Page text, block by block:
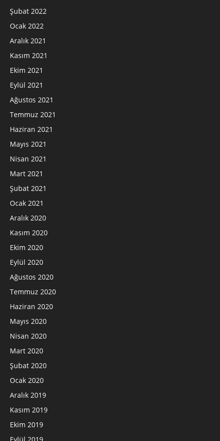
Şubat 2022
Ocak 2022
Aralık 2021
Kasım 2021
Ekim 2021
Eylül 2021
Ağustos 2021
Temmuz 2021
Haziran 2021
Mayıs 2021
Nisan 2021
Mart 2021
Şubat 2021
Ocak 2021
Aralık 2020
Kasım 2020
Ekim 2020
Eylül 2020
Ağustos 2020
Temmuz 2020
Haziran 2020
Mayıs 2020
Nisan 2020
Mart 2020
Şubat 2020
Ocak 2020
Aralık 2019
Kasım 2019
Ekim 2019